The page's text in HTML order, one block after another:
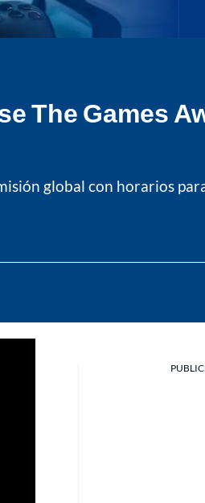
The Games
global con horarios